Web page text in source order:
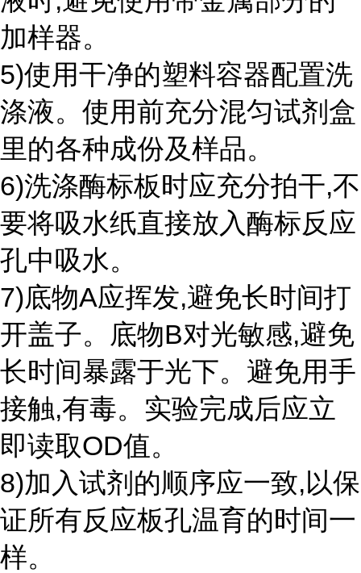
加样器。
5)使用干净的塑料容器配置洗
涤液。使用前充分混匀试剂盒
里的各种成份及样品。
6)洗涤酶标板时应充分拍干,不
要将吸水纸直接放入酶标反应
孔中吸水。
7)底物A应挥发,避免长时间打
开盖子。底物B对光敏感,避免
长时间暴露于光下。避免用手
接触,有毒。实验完成后应立
即读取OD值。
8)加入试剂的顺序应一致,以保
证所有反应板孔温育的时间一
样。